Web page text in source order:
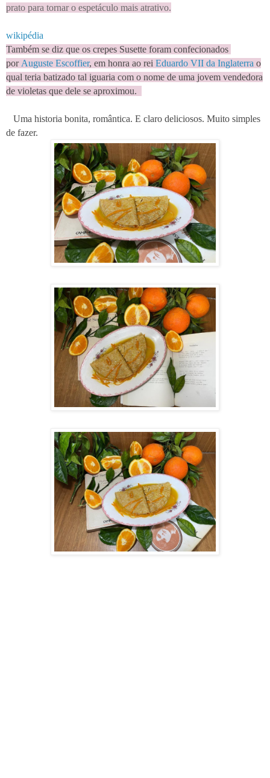
prato para tornar o espetáculo mais atrativo.
wikipédia
Também se diz que os crepes Susette foram confecionados
porAuguste Escoffier, em honra ao rei Eduardo VII da Inglaterra o
qual teria batizado tal iguaria com o nome de uma jovem vendedora
de violetas que dele se aproximou.
Uma historia bonita, romântica. E claro deliciosos. Muito simples
de fazer.